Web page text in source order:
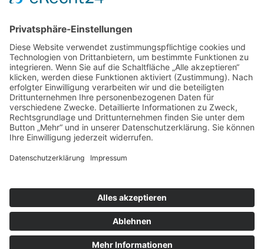
nach oben
Impressum|Datenschutz
Ihnen gefällt, was Sie lesen?
Dann teilen Sie es mit anderen!
X